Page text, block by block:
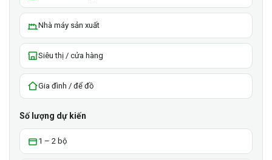
Nhà máy sản xuất
Siêu thị / cửa hàng
Gia đình / để đồ
Số lượng dự kiến
1 – 2 bộ